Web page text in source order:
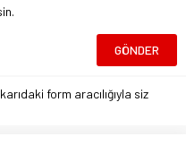
form aracılığıyla siz